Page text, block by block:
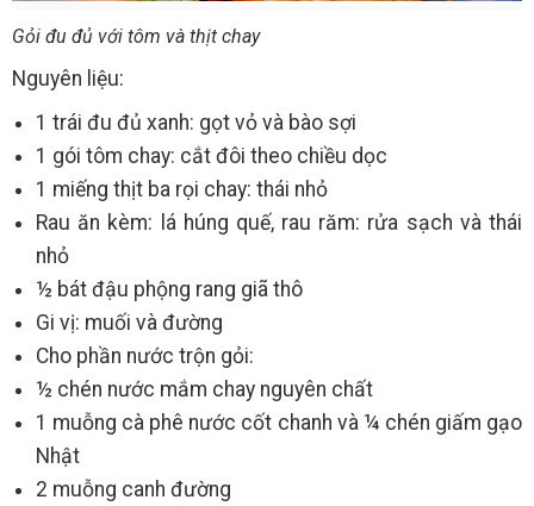
Gỏi đu đủ với tôm và thịt chay
Nguyên liệu:
1 trái đu đủ xanh: gọt vỏ và bào sợi
1 gói tôm chay: cắt đôi theo chiều dọc
1 miếng thịt ba rọi chay: thái nhỏ
Rau ăn kèm: lá húng quế, rau răm: rửa sạch và thái
nhỏ
½ bát đậu phộng rang giã thô
Gi vị: muối và đường
Cho phần nước trộn gỏi:
½ chén nước mắm chay nguyên chất
1 muỗng cà phê nước cốt chanh và ¼ chén giấm gạo
Nhật
2 muỗng canh đường